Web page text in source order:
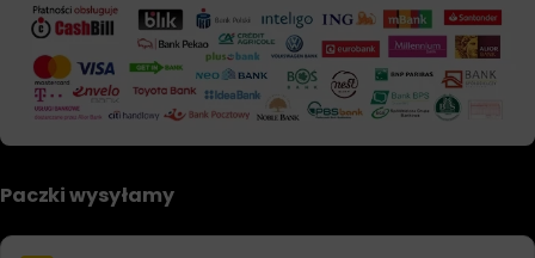
Paczki wysyłamy